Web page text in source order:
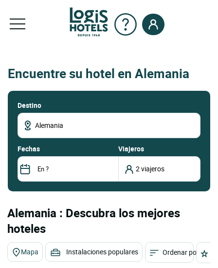
Encuentre su hotel en Alemania
Destino
fechas Viajeros
Alemania : Descubra los mejores
hoteles
Mapa Instalaciones populares Ordenar por